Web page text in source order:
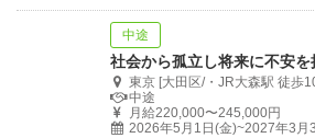
なお金と仕事を「リアルに体験」し
進路が多様な高校に通う生徒にとっ
中途
東京 [大田区/・JR大森駅 徒歩
中途
月給220,000〜245,000円
2026年5月1日(金)~2027年3月